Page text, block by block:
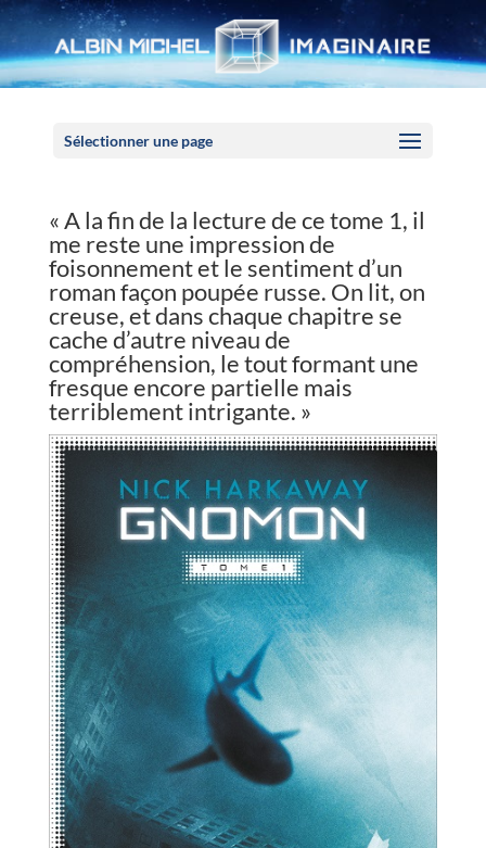
Sélectionner une page
« A la fin de la lecture de ce tome 1, il
me reste une impression de
foisonnement et le sentiment d’un
roman façon poupée russe. On lit, on
creuse, et dans chaque chapitre se
cache d’autre niveau de
compréhension, le tout formant une
fresque encore partielle mais
terriblement intrigante. »
Panneau de gestion des cookies